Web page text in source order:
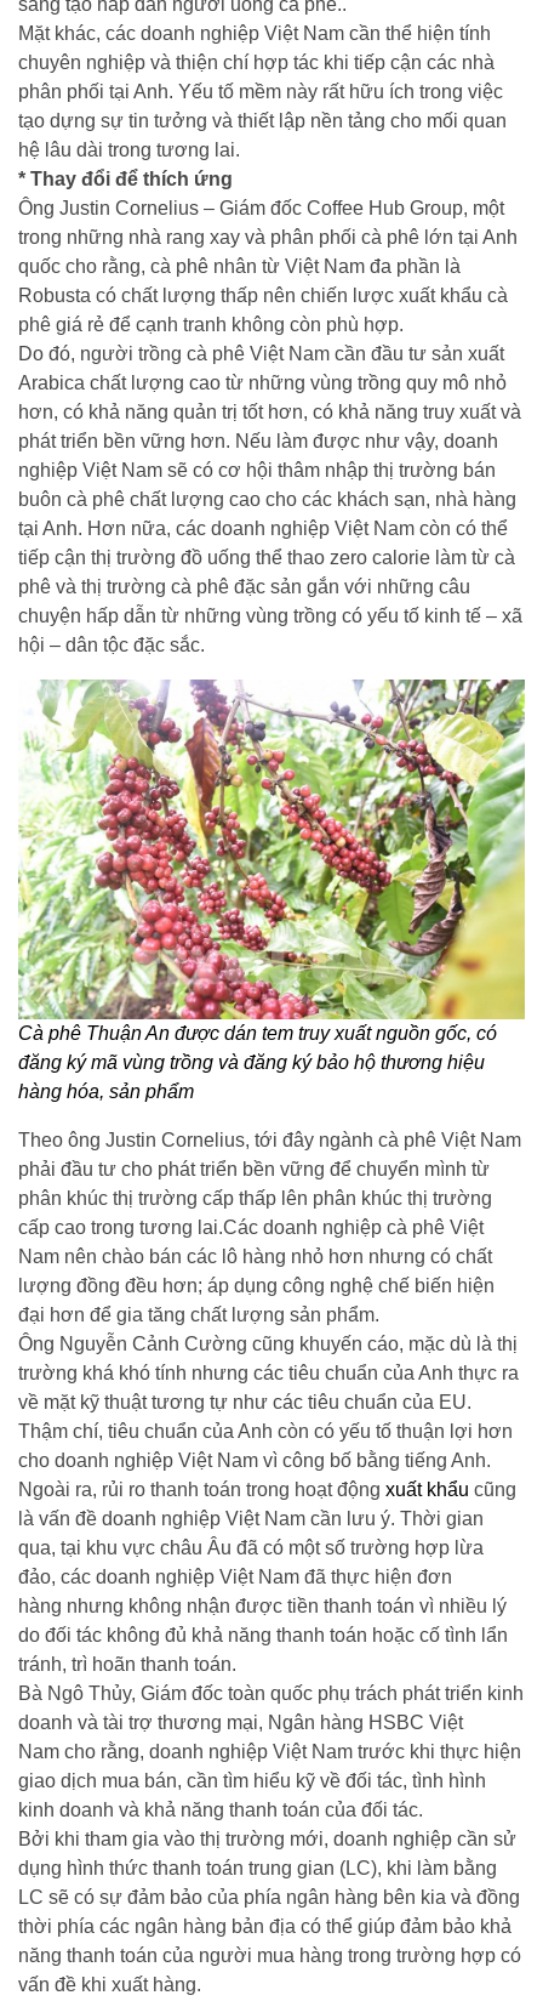
sáng tạo hấp dẫn người uống cà phê..
Mặt khác, các doanh nghiệp Việt Nam cần thể hiện tính
chuyên nghiệp và thiện chí hợp tác khi tiếp cận các nhà
phân phối tại Anh. Yếu tố mềm này rất hữu ích trong việc
tạo dựng sự tin tưởng và thiết lập nền tảng cho mối quan
hệ lâu dài trong tương lai.
* Thay đổi để thích ứng
Ông Justin Cornelius – Giám đốc Coffee Hub Group, một
trong những nhà rang xay và phân phối cà phê lớn tại Anh
quốc cho rằng, cà phê nhân từ Việt Nam đa phần là
Robusta có chất lượng thấp nên chiến lược xuất khẩu cà
phê giá rẻ để cạnh tranh không còn phù hợp.
Do đó, người trồng cà phê Việt Nam cần đầu tư sản xuất
Arabica chất lượng cao từ những vùng trồng quy mô nhỏ
hơn, có khả năng quản trị tốt hơn, có khả năng truy xuất và
phát triển bền vững hơn. Nếu làm được như vậy, doanh
nghiệp Việt Nam sẽ có cơ hội thâm nhập thị trường bán
buôn cà phê chất lượng cao cho các khách sạn, nhà hàng
tại Anh. Hơn nữa, các doanh nghiệp Việt Nam còn có thể
tiếp cận thị trường đồ uống thể thao zero calorie làm từ cà
phê và thị trường cà phê đặc sản gắn với những câu
chuyện hấp dẫn từ những vùng trồng có yếu tố kinh tế – xã
hội – dân tộc đặc sắc.
Cà phê Thuận An được dán tem truy xuất nguồn gốc, có
đăng ký mã vùng trồng và đăng ký bảo hộ thương hiệu
hàng hóa, sản phẩm
Theo ông Justin Cornelius, tới đây ngành cà phê Việt Nam
phải đầu tư cho phát triển bền vững để chuyển mình từ
phân khúc thị trường cấp thấp lên phân khúc thị trường
cấp cao trong tương lai.Các doanh nghiệp cà phê Việt
Nam nên chào bán các lô hàng nhỏ hơn nhưng có chất
lượng đồng đều hơn; áp dụng công nghệ chế biến hiện
đại hơn để gia tăng chất lượng sản phẩm.
Ông Nguyễn Cảnh Cường cũng khuyến cáo, mặc dù là thị
trường khá khó tính nhưng các tiêu chuẩn của Anh thực ra
về mặt kỹ thuật tương tự như các tiêu chuẩn của EU.
Thậm chí, tiêu chuẩn của Anh còn có yếu tố thuận lợi hơn
cho doanh nghiệp Việt Nam vì công bố bằng tiếng Anh.
Ngoài ra, rủi ro thanh toán trong hoạt động xuất khẩu cũng
là vấn đề doanh nghiệp Việt Nam cần lưu ý. Thời gian
qua, tại khu vực châu Âu đã có một số trường hợp lừa
đảo, các doanh nghiệp Việt Nam đã thực hiện đơn
hàng nhưng không nhận được tiền thanh toán vì nhiều lý
do đối tác không đủ khả năng thanh toán hoặc cố tình lẩn
tránh, trì hoãn thanh toán.
Bà Ngô Thủy, Giám đốc toàn quốc phụ trách phát triển kinh
doanh và tài trợ thương mại, Ngân hàng HSBC Việt
Nam cho rằng, doanh nghiệp Việt Nam trước khi thực hiện
giao dịch mua bán, cần tìm hiểu kỹ về đối tác, tình hình
kinh doanh và khả năng thanh toán của đối tác.
Bởi khi tham gia vào thị trường mới, doanh nghiệp cần sử
dụng hình thức thanh toán trung gian (LC), khi làm bằng
LC sẽ có sự đảm bảo của phía ngân hàng bên kia và đồng
thời phía các ngân hàng bản địa có thể giúp đảm bảo khả
năng thanh toán của người mua hàng trong trường hợp có
vấn đề khi xuất hàng.